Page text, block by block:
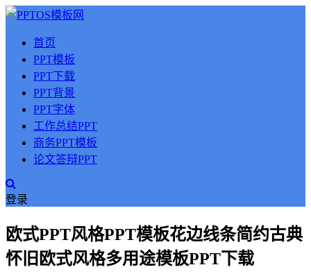
首页
PPT模板
PPT下载
PPT背景
PPT字体
工作总结PPT
商务PPT模板
论文答辩PPT
登录
欧式PPT风格PPT模板花边线条简约古典
怀旧欧式风格多用途模板PPT下载